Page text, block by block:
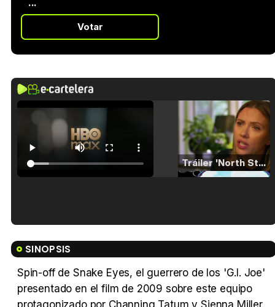
...
Votar
Tráiler 'North Star' (2023)
Tráiler 'Vida perra' (2026)
SINOPSIS
Spin-off de Snake Eyes, el guerrero de los 'G.I. Joe'
presentado en el film de 2009 sobre este equipo